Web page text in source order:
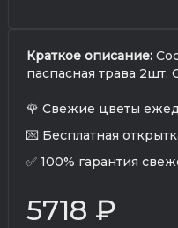
Краткое описание:
паспасная трава
🌹 Свежие цветы
💌 Бесплатная
✅ 100% гарантия
5718 ₽